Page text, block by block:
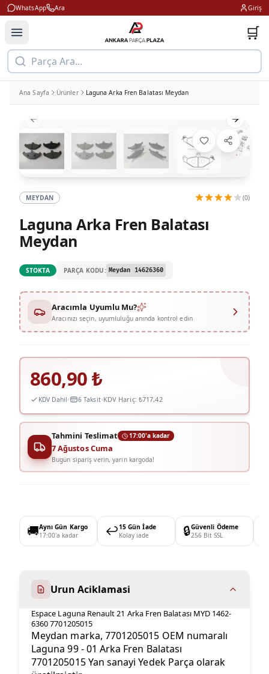
WhatsApp Ara Giriş
🛒
Parça Ara...
Ana Sayfa Ürünler Laguna Arka Fren Balatası Meydan
Previous slide Next
MEYDAN (0)
Laguna Arka Fren Balatası
Meydan
STOKTA PARÇA KODU: Meydan 14626360
Aracımla Uyumlu Mu?
Aracınızı seçin, uyumluluğu anında kontrol edin
860,90₺
KDV Dahil 6 Taksit KDV Hariç: ₺717,42
Tahmini Teslimat 17:00'a kadar
7 Ağustos Cuma
Bugün sipariş verin, yarın kargoda!
🚚Aynı Gün Kargo
17:00'a kadar
↩️15 Gün İade
Kolay iade
🔒Güvenli Ödeme
256 Bit SSL
Urun Aciklamasi
Espace Laguna Renault 21 Arka Fren Balatası MYD 1462-
6360 7701205015
Meydan marka, 7701205015 OEM numaralı
Laguna 99 - 01 Arka Fren Balatası
7701205015 Yan sanayi Yedek Parça olarak